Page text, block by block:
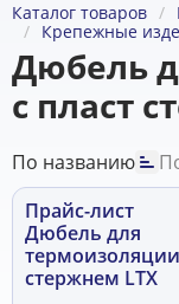
Каталог товаров
Крепежные
Дюбель
с пласт
По названию
Прайс-лист
Дюбель для
термоизоляции
стержнем LTX